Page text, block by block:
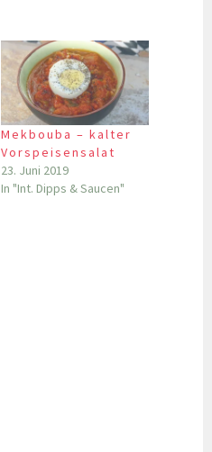
Mekbouba – kalter
Vorspeisensalat
23. Juni 2019
In "Int. Dipps & Saucen"